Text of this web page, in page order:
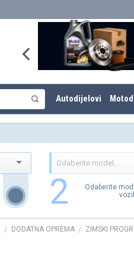
Autodijelovi
2
Odaberite
/ DODATNA OPREMA / ZIMSKI